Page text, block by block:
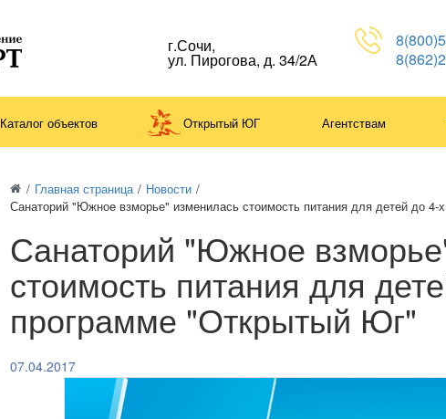
г.Сочи,
ул. Пирогова, д. 34/2А
Каталог объектов Открытый ЮГ Агентствам
/ Главная страница / Новости /
Санаторий "Южное взморье" изменилась стоимость питания для детей до
Санаторий "Южное
стоимость питания для
программе "Открытый Юг"
07.04.2017